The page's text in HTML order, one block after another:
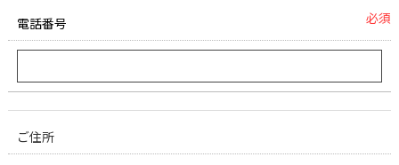
電話番号 必須
ご住所